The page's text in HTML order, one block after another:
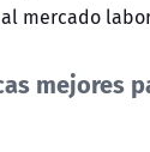
mercado
mejores